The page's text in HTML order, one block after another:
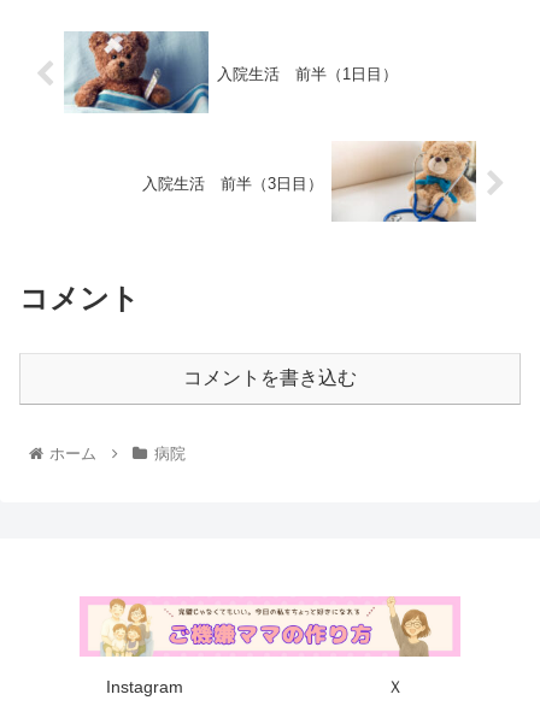
入院生活 前半（1日目）
入院生活 前半（3日目）
コメント
コメントを書き込む
ホーム 病院
Instagram
Ｘ